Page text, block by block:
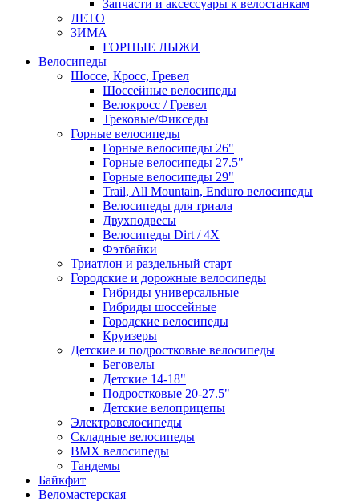
Запчасти и аксессуары к велостанкам
ЛЕТО
ЗИМА
ГОРНЫЕ ЛЫЖИ
Велосипеды
Шоссе, Кросс, Гревел
Шоссейные велосипеды
Велокросс / Гревел
Трековые/Фикседы
Горные велосипеды
Горные велосипеды 26"
Горные велосипеды 27.5"
Горные велосипеды 29"
Trail, All Mountain, Enduro велосипеды
Велосипеды для триала
Двухподвесы
Велосипеды Dirt / 4X
Фэтбайки
Триатлон и раздельный старт
Городские и дорожные велосипеды
Гибриды универсальные
Гибриды шоссейные
Городские велосипеды
Круизеры
Детские и подростковые велосипеды
Беговелы
Детские 14-18"
Подростковые 20-27.5"
Детские велоприцепы
Электровелосипеды
Складные велосипеды
BMX велосипеды
Тандемы
Байкфит
Веломастерская